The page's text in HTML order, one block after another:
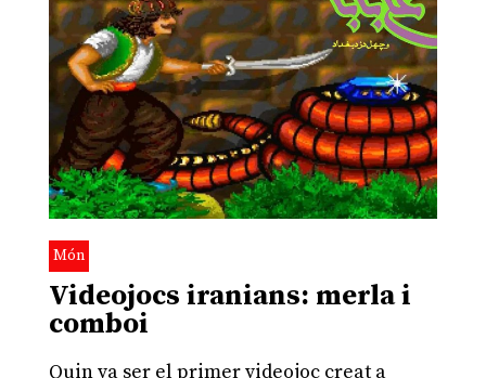
Món
Videojocs iranians: merla i
comboi
Quin va ser el primer videojoc creat a